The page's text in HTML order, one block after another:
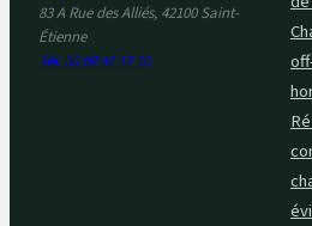
83 A Rue des Alliés, 42100 Saint-
Étienne
Tél. 06 08 42 17 10